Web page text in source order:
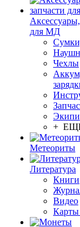
для МД
Чехлы
+
Метеориты
Литература
Книги
Видео
Карты